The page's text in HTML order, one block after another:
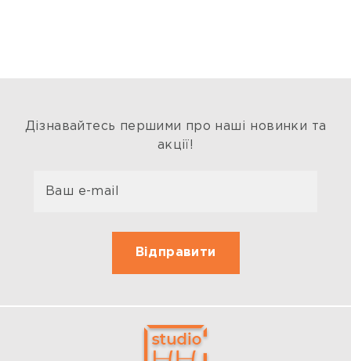
Дізнавайтесь першими про наші новинки та
акції!